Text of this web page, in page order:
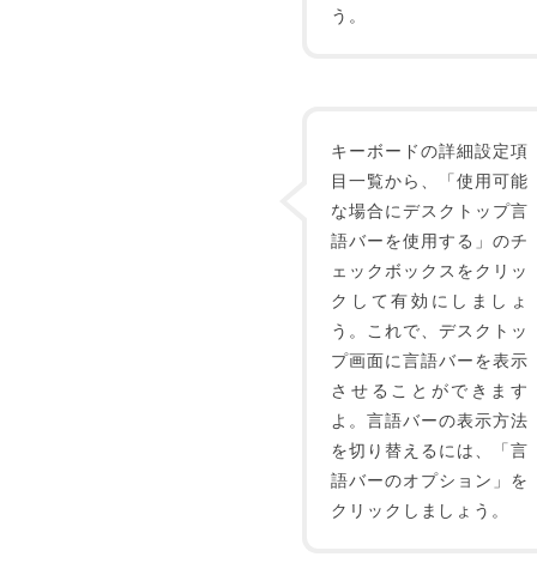
う。
キーボードの詳細設定項
目一覧から、「使用可能
な場合にデスクトップ言
語バーを使用する」のチ
ェックボックスをクリッ
クして有効にしましょ
う。これで、デスクトッ
プ画面に言語バーを表示
させることができます
よ。言語バーの表示方法
を切り替えるには、「言
語バーのオプション」を
クリックしましょう。